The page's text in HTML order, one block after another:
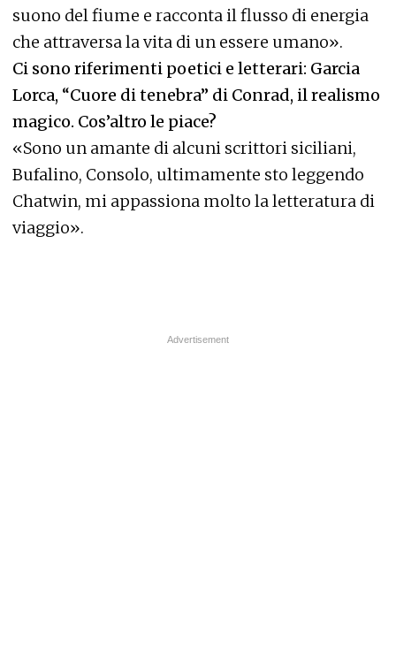
suono del fiume e racconta il flusso di energia
che attraversa la vita di un essere umano».
Ci sono riferimenti poetici e letterari: Garcia
Lorca, “Cuore di tenebra” di Conrad, il realismo
magico. Cos’altro le piace?
«Sono un amante di alcuni scrittori siciliani,
Bufalino, Consolo, ultimamente sto leggendo
Chatwin, mi appassiona molto la letteratura di
viaggio».